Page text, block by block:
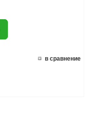
в сравнение